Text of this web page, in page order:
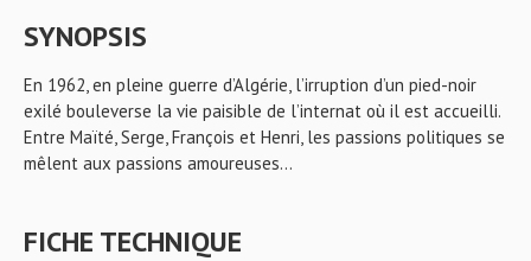
SYNOPSIS
En 1962, en pleine guerre d’Algérie, l’irruption d’un pied-noir
exilé bouleverse la vie paisible de l’internat où il est accueilli.
Entre Maïté, Serge, François et Henri, les passions politiques se
mêlent aux passions amoureuses…
FICHE TECHNIQUE